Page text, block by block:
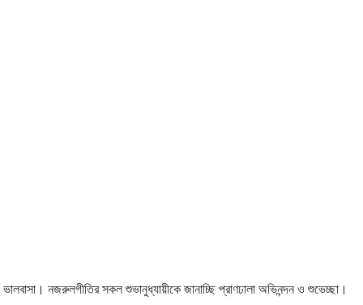
ভালবাসা। নজরুলগীতির সকল শুভানুধ্যায়ীকে জানাচ্ছি প্রাণঢালা অভিনন্দন ও শুভেচ্ছা।